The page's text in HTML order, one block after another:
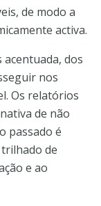
de modo a
activa.
acentuada, dos
nos
Os relatórios
de não
passado é
de
e ao